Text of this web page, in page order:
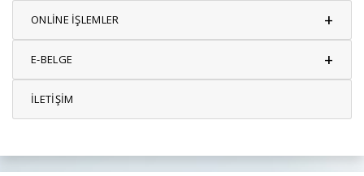
ONLİNE İŞLEMLER +
E-BELGE +
İLETİŞİM